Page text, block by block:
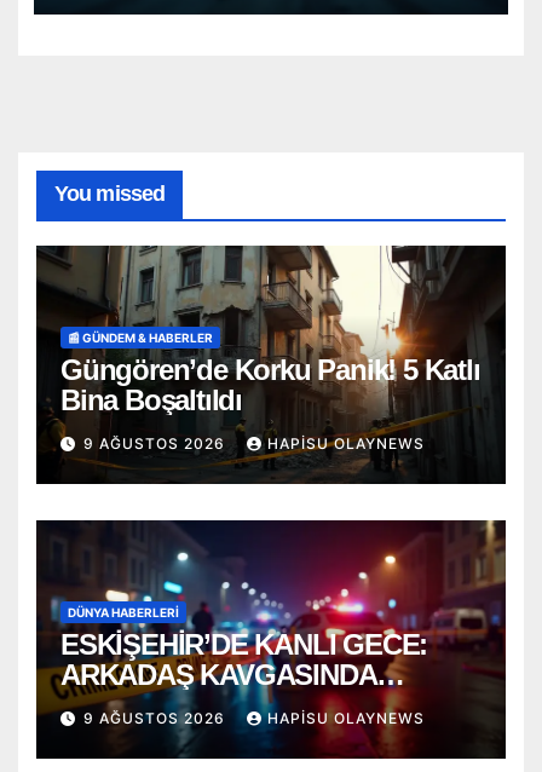
You missed
📰 GÜNDEM & HABERLER
Güngören’de Korku Panik! 5 Katlı
Bina Boşaltıldı
9 AĞUSTOS 2026 HAPISU OLAYNEWS
DÜNYA HABERLERI
ESKİŞEHİR’DE KANLI GECE:
ARKADAŞ KAVGASINDA
BIÇAKLAR KONUŞTU!
9 AĞUSTOS 2026 HAPISU OLAYNEWS